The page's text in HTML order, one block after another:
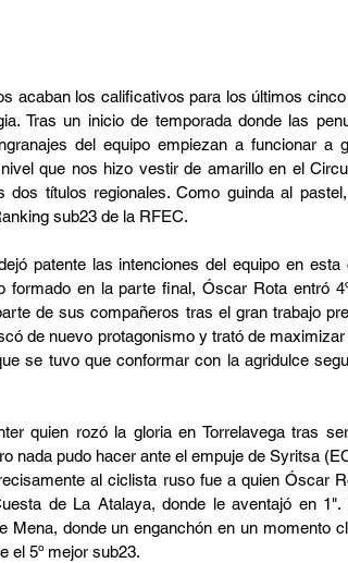
acaban los calificativos para los últimos
Tras un inicio de temporada donde las
del equipo empiezan a funcionar a
que nos hizo vestir de amarillo en el
títulos regionales. Como guinda al
sub23 de la RFEC.
patente las intenciones del equipo en esta
formado en la parte final, Óscar Rota entró
de sus compañeros tras el gran trabajo
de nuevo protagonismo y trató de
se tuvo que conformar con la agridulce
quien rozó la gloria en Torrelavega tras
nada pudo hacer ante el empuje de Syritsa
al ciclista ruso fue a quien Óscar
de La Atalaya, donde le aventajó en
Mena, donde un enganchón en un momento
el 5º mejor sub23.